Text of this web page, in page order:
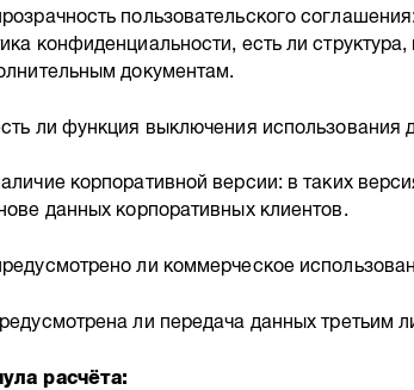
пользовательского
конфиденциальности, есть ли
документам.
ли функция выключения использования
корпоративной версии: в таких
данных корпоративных клиентов.
ли коммерческое
ли передача данных третьим
расчёта: